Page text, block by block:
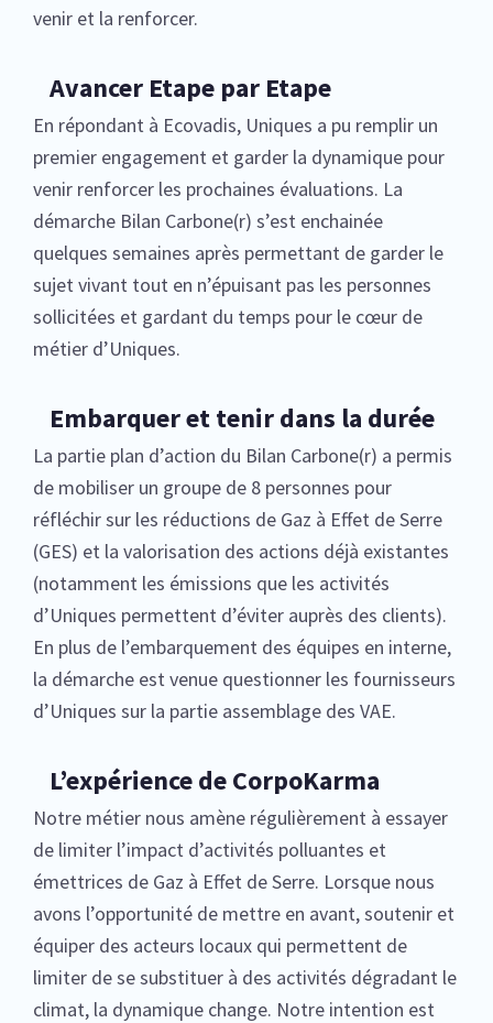
venir et la renforcer.
Avancer Etape par Etape
En répondant à Ecovadis, Uniques a pu remplir un
premier engagement et garder la dynamique pour
venir renforcer les prochaines évaluations. La
démarche Bilan Carbone(r) s’est enchainée
quelques semaines après permettant de garder le
sujet vivant tout en n’épuisant pas les personnes
sollicitées et gardant du temps pour le cœur de
métier d’Uniques.
Embarquer et tenir dans la durée
La partie plan d’action du Bilan Carbone(r) a permis
de mobiliser un groupe de 8 personnes pour
réfléchir sur les réductions de Gaz à Effet de Serre
(GES) et la valorisation des actions déjà existantes
(notamment les émissions que les activités
d’Uniques permettent d’éviter auprès des clients).
En plus de l’embarquement des équipes en interne,
la démarche est venue questionner les fournisseurs
d’Uniques sur la partie assemblage des VAE.
L’expérience de CorpoKarma
Notre métier nous amène régulièrement à essayer
de limiter l’impact d’activités polluantes et
émettrices de Gaz à Effet de Serre. Lorsque nous
avons l’opportunité de mettre en avant, soutenir et
équiper des acteurs locaux qui permettent de
limiter de se substituer à des activités dégradant le
climat, la dynamique change. Notre intention est